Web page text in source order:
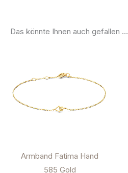
Das könnte Ihnen auch gefallen …
Armband Fatima Hand
585 Gold